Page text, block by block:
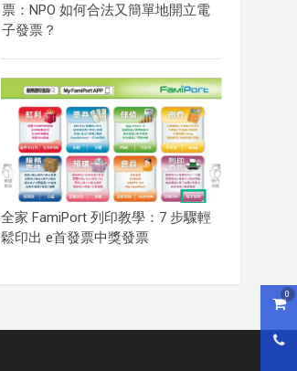
購
0
票：NPO 如何合法又簡單地開立電
子發票？
全家 FamiPort 列印教學：7 步驟輕
鬆印出 e首發票中獎發票